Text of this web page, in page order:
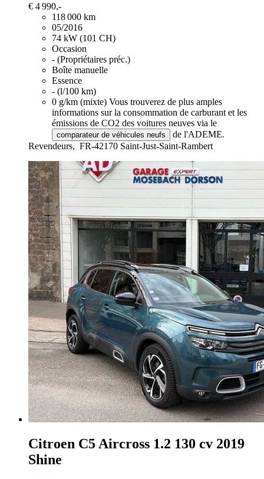
€ 4 990,-
118 000 km
05/2016
74 kW (101 CH)
Occasion
- (Propriétaires préc.)
Boîte manuelle
Essence
- (l/100 km)
0 g/km (mixte) Vous trouverez de plus amples
informations sur la consommation de carburant et les
émissions de CO2 des voitures neuves via le
comparateur de véhicules neufs
de l'ADEME.
Revendeurs, FR-42170 Saint-Just-Saint-Rambert
Citroen C5 Aircross 1.2 130 cv 2019
Shine